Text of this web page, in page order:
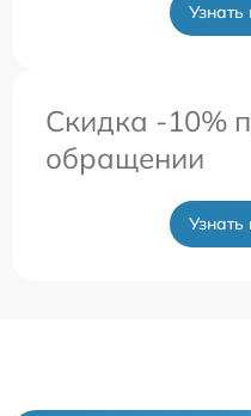
Узнать
Скидка -10%
обращении
Узнать